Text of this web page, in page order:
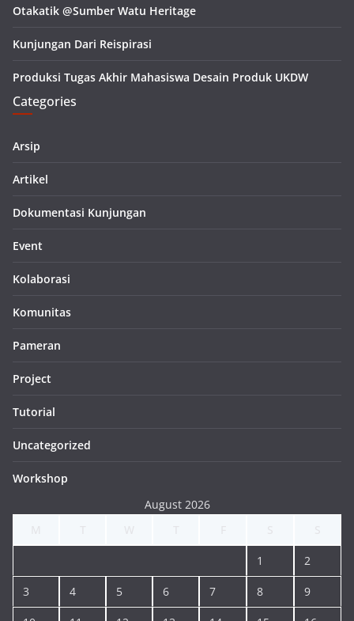
Otakatik @Sumber Watu Heritage
Kunjungan Dari Reispirasi
Produksi Tugas Akhir Mahasiswa Desain Produk UKDW
Categories
Arsip
Artikel
Dokumentasi Kunjungan
Event
Kolaborasi
Komunitas
Pameran
Project
Tutorial
Uncategorized
Workshop
August 2026
1 2
3 4 5 6 7 8 9